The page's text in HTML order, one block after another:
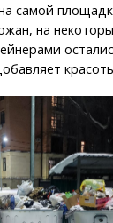
самой
на